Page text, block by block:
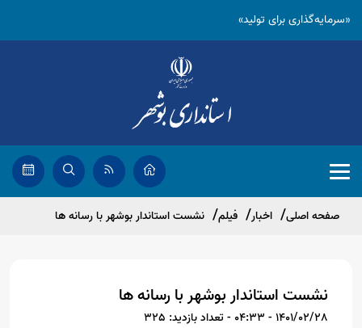
«سرمایه‌گذاری برای تولید»
صفحه اصلی اخبار فیلم نشست استاندار بوشهر با رسانه ها
نشست استاندار بوشهر با رسانه ها
1401/02/28 - 04:33
- تعداد بازدید: 325